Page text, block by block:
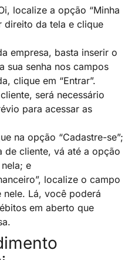
localize a opção “Minha
direito da tela e clique
empresa, basta inserir o
sua senha nos campos
clique em “Entrar”.
será necessário
para acessar as
na opção “Cadastre-se”;
de cliente, vá até a opção
e
localize o campo
nele. Lá, você poderá
em aberto que